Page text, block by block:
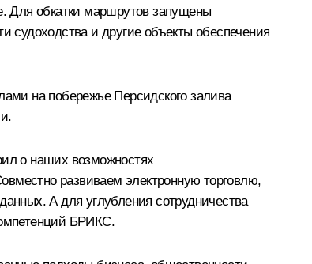
Для обкатки маршрутов запущены
судоходства и другие объекты обеспечения
на побережье Персидского залива
о наших возможностях
развиваем электронную торговлю,
А для углубления сотрудничества
БРИКС.